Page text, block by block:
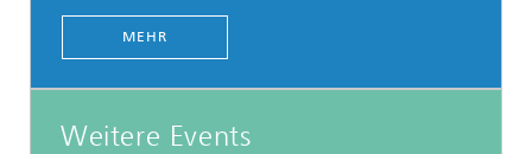
MEHR
Weitere Events